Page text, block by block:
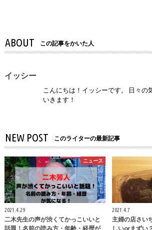
ABOUT この記事をかいた人
イッシー
こんにちは！イッシーです。 日々の
いきます！
NEW POST このライターの最新記事
ニュース
2021.4.29
二木先生の声が渋くてかっこいいと
話題！名前の読み方・年齢・経歴が
2021.4.7
主婦の店さい
しいorまずい